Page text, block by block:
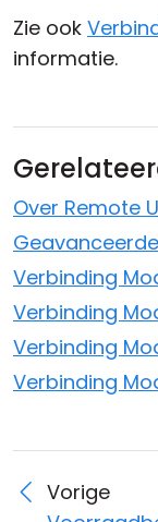
Zie ook
informatie.
Over Remote
Verbinding
Verbinding
Verbinding
Verbinding
Vorige